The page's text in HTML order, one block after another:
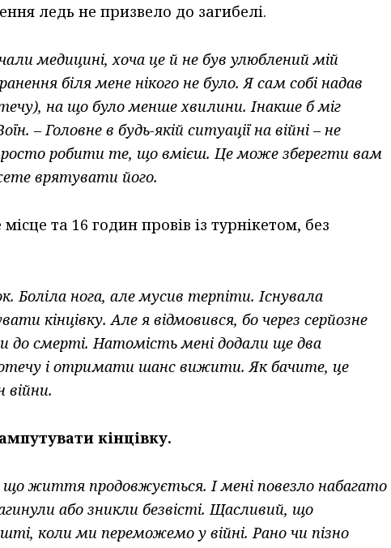
ледь не призвело до загибелі.
медицині, хоча це й не був улюблений мій
біля мене нікого не було. Я сам собі надав
на що було менше хвилини. Інакше б міг
– Головне в будь-якій ситуації на війні – не
робити те, що вмієш. Це може зберегти вам
врятувати його.
та 16 годин провів із турнікетом, без
Боліла нога, але мусив терпіти. Існувала
кінцівку. Але я відмовився, бо через серйозне
до смерті. Натомість мені додали ще два
і отримати шанс вижити. Як бачите, це
війни.
кінцівку.
що життя продовжується. І мені повезло набагато
або зникли безвісті. Щасливий, що
коли ми переможемо у війні. Рано чи пізно